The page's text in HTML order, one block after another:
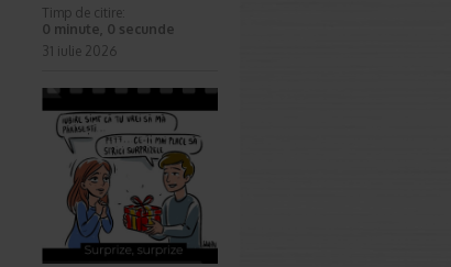
Timp de citire:
0 minute, 0 secunde
31 iulie 2026